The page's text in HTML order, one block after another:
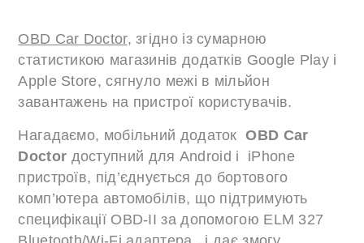
OBD Car Doctor, згідно із сумарною
статистикою магазинів додатків Google Play і
Apple Store, сягнуло межі в мільйон
завантажень на пристрої користувачів.
Нагадаємо, мобільний додатокOBD Car
Doctor доступний для Android і iPhone
пристроїв, під’єднується до бортового
комп’ютера автомобілів, що підтримують
специфікації OBD-II за допомогою ELM 327